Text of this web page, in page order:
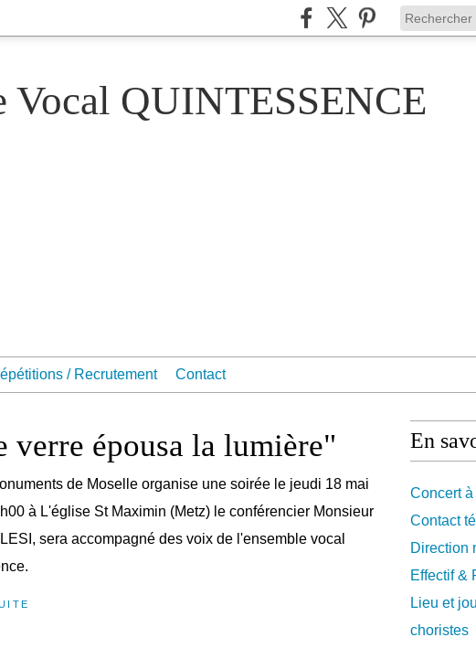
Vocal QUINTESSENCE
/ Recrutement Contact
verre épousa la lumière"
de Moselle organise une soirée le jeudi 18 mai
à L'église St Maximin (Metz) le conférencier Monsieur
sera accompagné des voix de l'ensemble vocal
En
Concert
Contact
Direction
Effectif &
Lieu et
choristes